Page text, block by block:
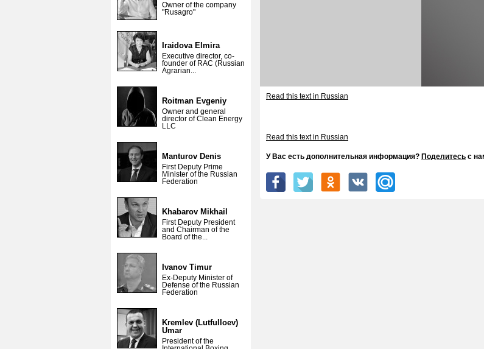
Owner of the company
"Rusagro"
Iraidova Elmira
Executive director, co-
founder of RAC (Russian
Agrarian...
Roitman Evgeniy
Owner and general
director of Clean Energy
LLC
Manturov Denis
First Deputy Prime
Minister of the Russian
Federation
Khabarov Mikhail
First Deputy President
and Chairman of the
Board of the...
Ivanov Timur
Ex-Deputy Minister of
Defense of the Russian
Federation
Kremlev (Lutfulloev)
Umar
President of the
Read this text in Russian
Read this text in Russian
У Вас есть дополнительная информация? Поделитесь с